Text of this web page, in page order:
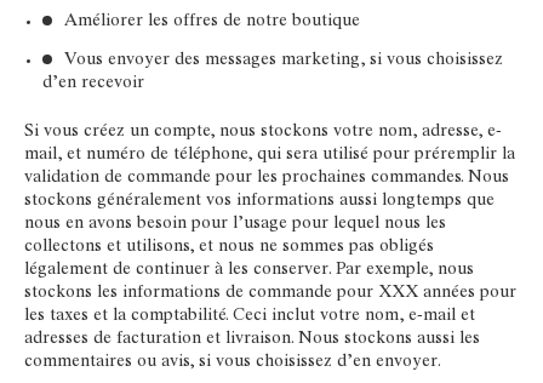
Améliorer les offres de notre boutique
Vous envoyer des messages marketing, si vous choisissez
d’en recevoir
Si vous créez un compte, nous stockons votre nom, adresse, e-
mail, et numéro de téléphone, qui sera utilisé pour préremplir la
validation de commande pour les prochaines commandes. Nous
stockons généralement vos informations aussi longtemps que
nous en avons besoin pour l’usage pour lequel nous les
collectons et utilisons, et nous ne sommes pas obligés
légalement de continuer à les conserver. Par exemple, nous
stockons les informations de commande pour XXX années pour
les taxes et la comptabilité. Ceci inclut votre nom, e-mail et
adresses de facturation et livraison. Nous stockons aussi les
commentaires ou avis, si vous choisissez d’en envoyer.